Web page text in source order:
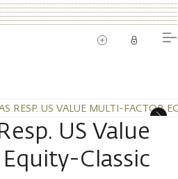
RESP. US VALUE MULTI-FACTOR
US Value
Classic